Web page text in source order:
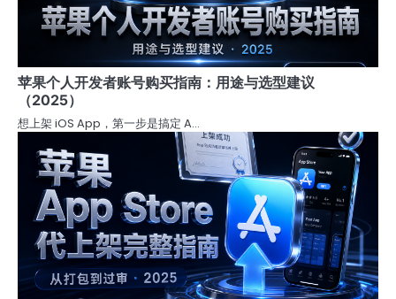
苹果个人开发者账号购买指南：用途与选型建议
（2025）
想上架 iOS App，第一步是搞定 A…